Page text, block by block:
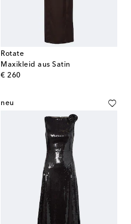
Rotate
Maxikleid aus Satin
€ 260
original price
neu